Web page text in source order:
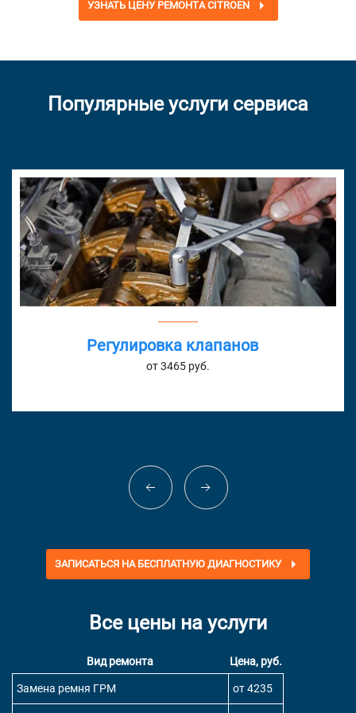
УЗНАТЬ ЦЕНУ РЕМОНТА CITROEN
Популярные услуги сервиса
Регулировка клапанов
от 3465 руб.
ЗАПИСАТЬСЯ НА БЕСПЛАТНУЮ ДИАГНОСТИКУ
Все цены на услуги
Вид ремонта
Цена, руб.
Замена ремня ГРМ
от 4235